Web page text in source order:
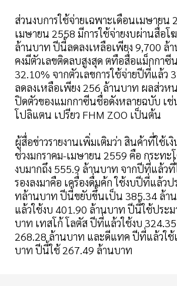
ส่วนงบการใช้จ่ายเฉพาะเดือนเมษายน
เมษายน 2558 มีการใช้จ่ายงบผ่านสื่อโ
ล้านบาท ปีนี้ลดลงเหลือเพียง 9,700 ล้
คงมีตัวเลขติดลบสูงสุด ตทือสื่อแม็กกาซี
32.10% จากตัวเลขการใช้จ่ายปีที่แล้ว
ลดลงเหลือเพียง 256 ล้านบาท ผลส่วห
ปิดตัวของแมกกาซีนชื่อดังหลายฉบับ เช่
โปลิแตน เปรียว FHM ZOO เป็นต้น
ผู้สื่อข่าวรายงานเพิ่มเติมว่า สินค้าที่ใช้เ
ช่วงมกราคม-เมษายน 2559 คือ กระทะโ
งบมากถึง 555.9 ล้านบาท จากปีที่แล้วที่
รองลงมาคือ เครื่องดื่มค้ก ใช้งบปีที่แล้ว
ทล้านบาท ปีนี้ขยับขึ้นเป็น 385.34 ล้า
แล้วใช้งบ 401.90 ล้านบาท ปีนี้ใช้ประ
บาท เทสโก้ โลตัส ปีที่แล้วใช้งบ
268.28 ล้านบาท และดีแทค ปีที่แล้วใช้
บาท ปีนี้ใช้ 267.49 ล้านบาท